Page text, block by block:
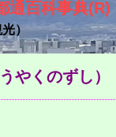
通百科事典(R)
）
やくのずし）